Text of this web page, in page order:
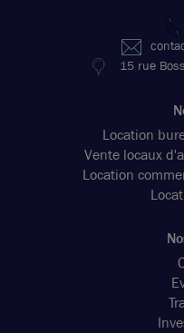
15 rue
Location
Vente locaux
Location